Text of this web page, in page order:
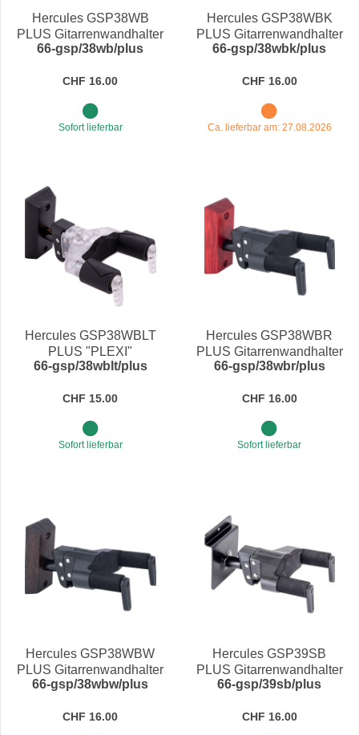
Hercules GSP38WB
PLUS Gitarrenwandhalter
mit Holzplatte natural,
66-gsp/38wb/plus
CHF 16.00
Sofort lieferbar
Hercules GSP38WBK
PLUS Gitarrenwandhalter
mit Holzplatte schwarz,
66-gsp/38wbk/plus
CHF 16.00
Ca. lieferbar am: 27.08.2026
Hercules GSP38WBLT
PLUS "PLEXI"
Gitarrenwandhalter mit
66-gsp/38wblt/plus
CHF 15.00
Sofort lieferbar
Hercules GSP38WBR
PLUS Gitarrenwandhalter
mit Holzplatte rot, kurz
66-gsp/38wbr/plus
CHF 16.00
Sofort lieferbar
Hercules GSP38WBW
PLUS Gitarrenwandhalter
mit Holzplatte braun, kurz
66-gsp/38wbw/plus
CHF 16.00
Hercules GSP39SB
PLUS Gitarrenwandhalter
für Profilwand, kurz
66-gsp/39sb/plus
CHF 16.00